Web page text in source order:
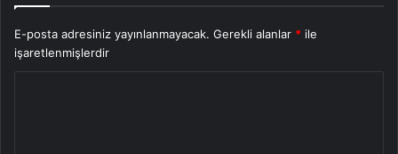
E-posta adresiniz yayınlanmayacak. Gerekli alanlar * ile
işaretlenmişlerdir